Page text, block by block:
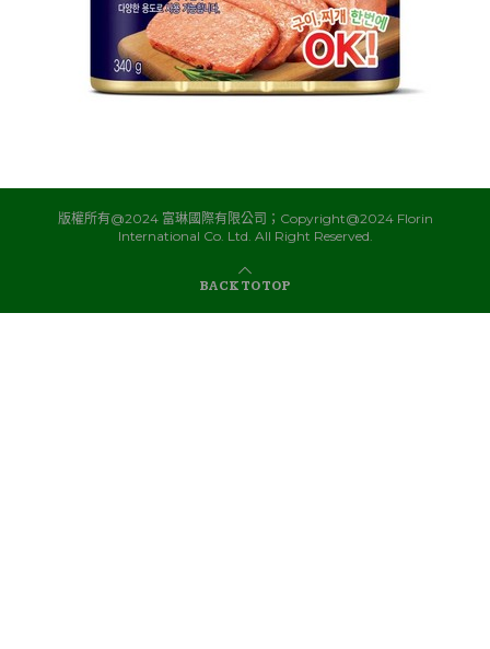
版權所有@2024 富琳國際有限公司；Copyright@2024 Florin
International Co. Ltd. All Right Reserved.
BACK TO TOP